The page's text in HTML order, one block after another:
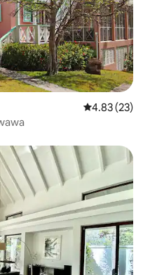
Ukadiriaji wa
4.83 (23)